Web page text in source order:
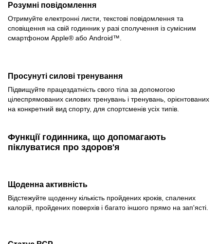
Розумні повідомлення
Отримуйте електронні листи, текстові повідомлення та
сповіщення на свій годинник у разі сполучення із сумісним
смартфоном Apple® або Android™.
Просунуті силові тренування
Підвищуйте працездатність свого тіла за допомогою
цілеспрямованих силових тренувань і тренувань, орієнтованих
на конкретний вид спорту, для спортсменів усіх типів.
Функції годинника, що допомагають
піклуватися про здоров'я
Щоденна активність
Відстежуйте щоденну кількість пройдених кроків, спалених
калорій, пройдених поверхів і багато іншого прямо на зап'ясті.